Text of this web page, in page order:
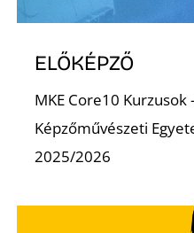
ELŐKÉPZŐ
MKE Core10 Kurzusok
Képzőművészeti
2025/2026